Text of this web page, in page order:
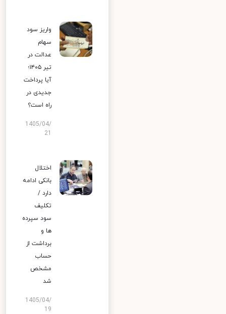
واریز سود
سهام
عدالت در
تیر ۱۴۰۵؛
آیا پرداخت
جدیدی در
راه است؟
1405/04/
اختلال
بانکی ادامه
دارد /
تکلیف
سود سپرده
ها و
برداشت از
حساب
مشخص
شد
1405/04/
19